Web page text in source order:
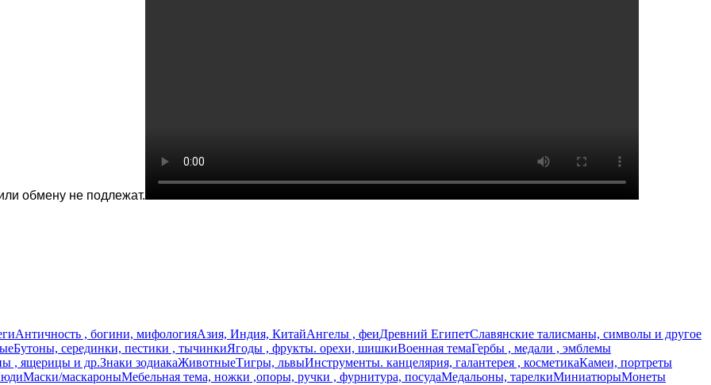
обмену не подлежат.
Античность , богини, мифологияАзия, Индия, КитайАнгелы , феиДревний ЕгипетСлавянские талисманы, символы и другое
Бутоны, серединки, пестики , тычинкиЯгоды , фрукты. орехи, шишкиВоенная темаГербы , медали , эмблемы
, ящерицы и др.Знаки зодиакаЖивотныеТигры, львыИнструменты. канцелярия, галантерея , косметикаКамеи, портреты
Маски/маскароныМебельная тема, ножки ,опоры, ручки , фурнитура, посудаМедальоны, тарелкиМиниатюрыМонеты